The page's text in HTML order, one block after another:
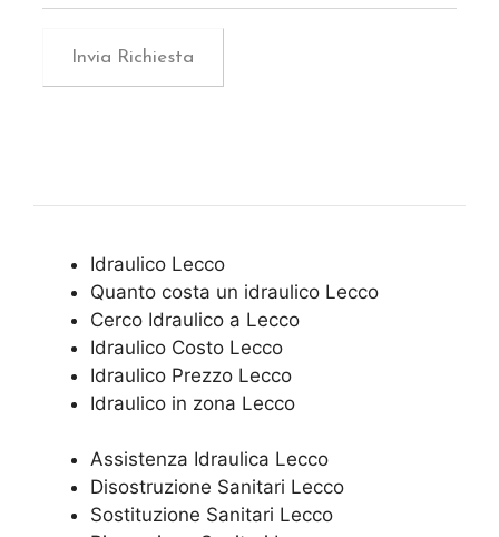
Idraulico Lecco
Quanto costa un idraulico Lecco
Cerco Idraulico a Lecco
Idraulico Costo Lecco
Idraulico Prezzo Lecco
Idraulico in zona Lecco
Assistenza Idraulica Lecco
Disostruzione Sanitari Lecco
Sostituzione Sanitari Lecco